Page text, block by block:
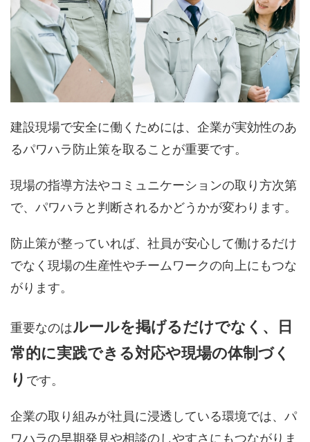
建設現場で安全に働くためには、企業が実効性のあ
るパワハラ防止策を取ることが重要です。
現場の指導方法やコミュニケーションの取り方次第
で、パワハラと判断されるかどうかが変わります。
防止策が整っていれば、社員が安心して働けるだけ
でなく現場の生産性やチームワークの向上にもつな
がります。
重要なのはルールを掲げるだけでなく、日
常的に実践できる対応や現場の体制づく
り です。
企業の取り組みが社員に浸透している環境では、パ
ワハラの早期発見や相談のしやすさにもつながりま